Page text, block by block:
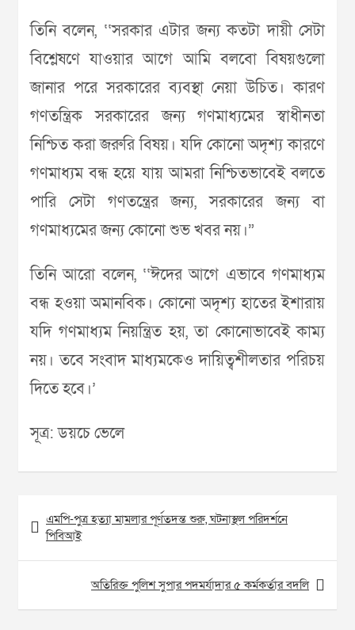
তিনি বলেন, ‘‘সরকার এটার জন্য কতটা দায়ী সেটা
বিশ্লেষণে যাওয়ার আগে আমি বলবো বিষয়গুলো
জানার পরে সরকারের ব্যবস্থা নেয়া উচিত। কারণ
গণতন্ত্রিক সরকারের জন্য গণমাধ্যমের স্বাধীনতা
নিশ্চিত করা জরুরি বিষয়। যদি কোনো অদৃশ্য কারণে
গণমাধ্যম বন্ধ হয়ে যায় আমরা নিশ্চিতভাবেই বলতে
পারি সেটা গণতন্ত্রের জন্য, সরকারের জন্য বা
গণমাধ্যমের জন্য কোনো শুভ খবর নয়।”
তিনি আরো বলেন, ‘‘ঈদের আগে এভাবে গণমাধ্যম
বন্ধ হওয়া অমানবিক। কোনো অদৃশ্য হাতের ইশারায়
যদি গণমাধ্যম নিয়ন্ত্রিত হয়, তা কোনোভাবেই কাম্য
নয়। তবে সংবাদ মাধ্যমকেও দায়িত্বশীলতার পরিচয়
দিতে হবে।’
সূত্র: ডয়চে ভেলে
navigation
এমপি-পুত্র হত্যা মামলার পূর্ণতদন্ত শুরু, ঘটনাস্থল পরিদর্শনে
পিবিআই
অতিরিক্ত পুলিশ সুপার পদমর্যাদার ৫ কর্মকর্তার বদলি